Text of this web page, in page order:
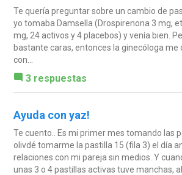
Te quería preguntar sobre un cambio de
yo tomaba Damsella (Drospirenona 3 mg,
mg, 24 activos y 4 placebos) y venía bien.
bastante caras, entonces la ginecóloga me
con...
3 respuestas
Ayuda con yaz!
Te cuento.. Es mi primer mes tomando las
olivdé tomarme la pastilla 15 (fila 3) el día
relaciones con mi pareja sin medios. Y
unas 3 o 4 pastillas activas tuve manchas,